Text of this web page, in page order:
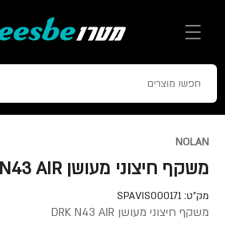
NOLAN
משקף חיצוני מעושן DRK N43 AIR
מק"ט: SPAVIS000171
משקף חיצוני מעושן DRK N43 AIR